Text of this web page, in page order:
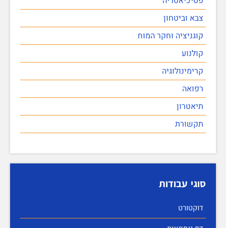
צבא וביטחון
קוגניציה וחקר המוח
קולנוע
קרימינולוגיה
רפואה
תיאטרון
תקשורת
סוגי עבודות
דוקטורט